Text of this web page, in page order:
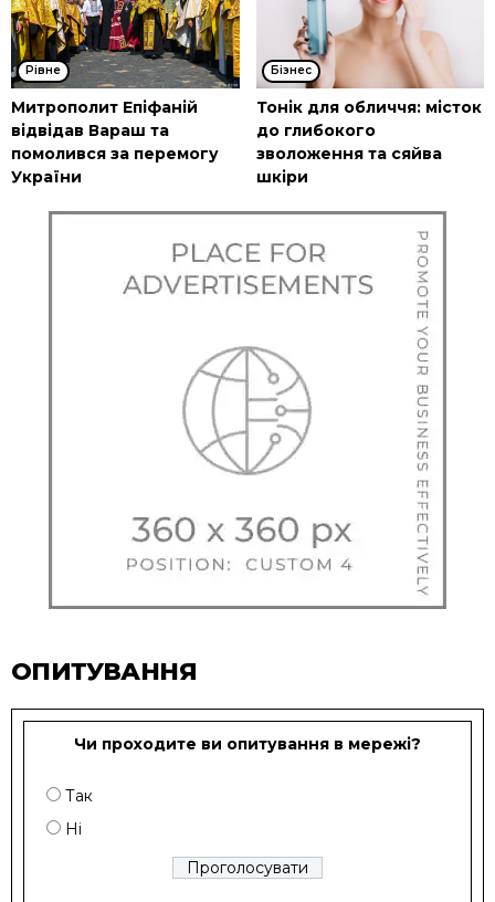
Рівне
Митрополит Епіфаній
відвідав Вараш та
помолився за перемогу
України
Бізнес
Тонік для обличчя: місток
до глибокого
зволоження та сяйва
шкіри
ОПИТУВАННЯ
Чи проходите ви опитування в мережі?
Так
Ні